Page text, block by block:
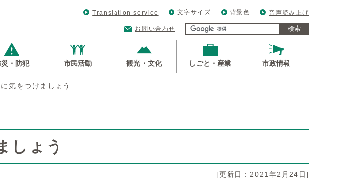
Translation service 文字サイズ 背景色 音声読み上げ
お問い合わせ 検索
災・防犯 市民活動 観光・文化 しごと・産業 市政情報
気をつけましょう
しょう
[更新日：2021年2月24日]